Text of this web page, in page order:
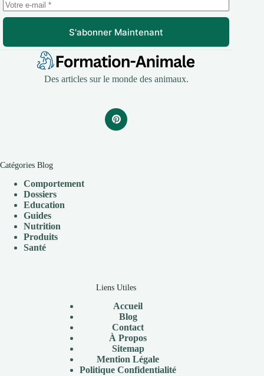
S'abonner Maintenant
Des articles sur le monde des animaux.
Catégories Blog
Comportement
Dossiers
Education
Guides
Nutrition
Produits
Santé
Liens Utiles
Accueil
Blog
Contact
À Propos
Sitemap
Mention Légale
Politique Confidentialité